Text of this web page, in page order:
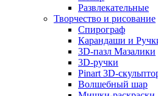
Развлекательные
Творчество и рисование
Спирограф
Карандаши и
3D-пазл Мазалики
3D-ручки
Pinart 3D-
Волшебный шар